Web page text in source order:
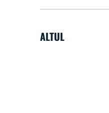
ALTUL